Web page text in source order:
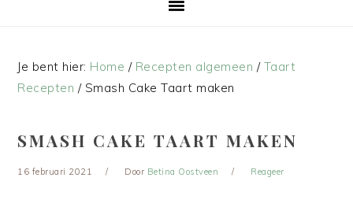
Je bent hier: Home / Recepten algemeen / Taart
Recepten /Smash Cake Taart maken
SMASH CAKE TAART MAKEN
16 februari 2021 Door Betina Oostveen Reageer